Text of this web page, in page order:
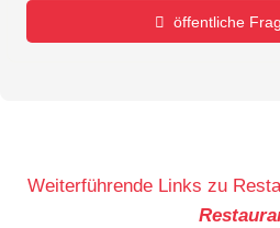
öffentliche
Weiterführende Links zu